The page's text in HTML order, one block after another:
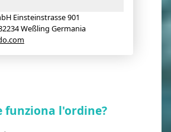
Einsteinstrasse 901
Weßling Germania
funziona l'ordine?